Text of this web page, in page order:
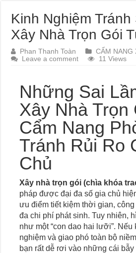
Kinh Nghiệm
Xây Nhà Trọn Gói
Phan Thanh Toàn
CẨM NANG
Leave a comment
11 Views
Những Sai
Xây Nhà Trọn
Cẩm Nang
Tránh Rủi Ro
Chủ
Xây nhà trọn gói (chìa khóa
pháp được đại đa số gia chủ
ưu điểm tiết kiệm thời gian,
đa chi phí phát sinh. Tuy nhiên,
như một “con dao hai lưỡi”. Nếu
nghiệm và giao phó toàn bộ
bạn rất dễ rơi vào những cái